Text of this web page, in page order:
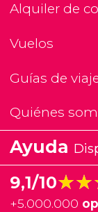
Alquiler de
Vuelos
Guías de
Quiénes
Ayuda
9,1/10
+5.000.000